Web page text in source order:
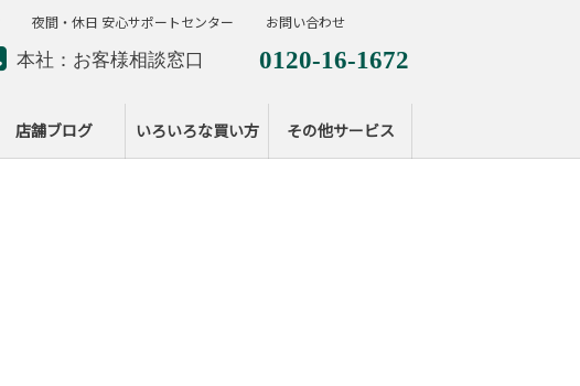
本社：お客様相談窓口 0120-16-1672
ー
店舗ブログ いろいろな買い方 その他サービス
夜間・休日 安心サポートセンター お問い合わせ